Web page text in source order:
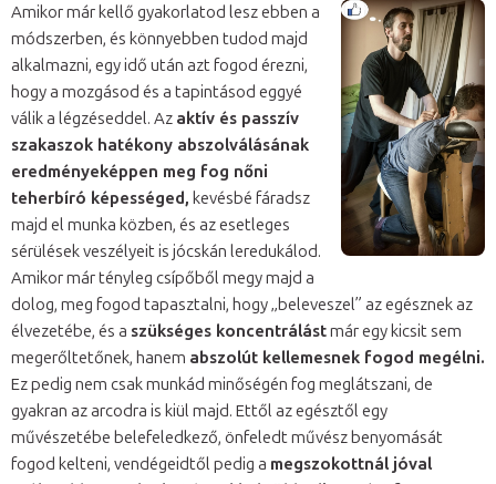
Amikor már kellő gyakorlatod lesz ebben a
módszerben, és könnyebben tudod majd
alkalmazni, egy idő után azt fogod érezni,
hogy a mozgásod és a tapintásod eggyé
válik a légzéseddel. Az aktív és passzív
szakaszok hatékony abszolválásának
eredményeképpen meg fog nőni
teherbíró képességed, kevésbé fáradsz
majd el munka közben, és az esetleges
sérülések veszélyeit is jócskán leredukálod.
Amikor már tényleg csípőből megy majd a
dolog, meg fogod tapasztalni, hogy „beleveszel” az egésznek az
élvezetébe, és a szükséges koncentrálástmár egy kicsit sem
megerőltetőnek, hanem abszolút kellemesnek fogod megélni.
Ez pedig nem csak munkád minőségén fog meglátszani, de
gyakran az arcodra is kiül majd. Ettől az egésztől egy
művészetébe belefeledkező, önfeledt művész benyomását
fogod kelteni, vendégeidtől pedig a megszokottnál jóval